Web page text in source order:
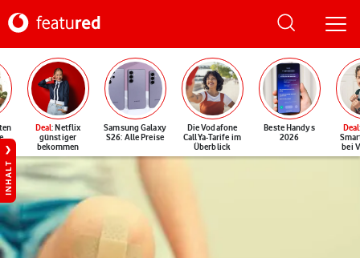
Deal: Netflix
günstiger
bekommen
Samsung Galaxy
S26: Alle Preise
Die Vodafone
CallYa-Tarife im
Überblick
Beste Handys
2026
Deal
bei
INHALT